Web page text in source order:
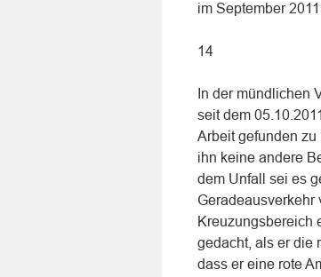
im September
14
In der mündlichen
seit dem
Arbeit gefunden
ihn keine andere
dem Unfall sei es
Geradeausverkehr
Kreuzungsbereich
gedacht, als er die
dass er eine rote